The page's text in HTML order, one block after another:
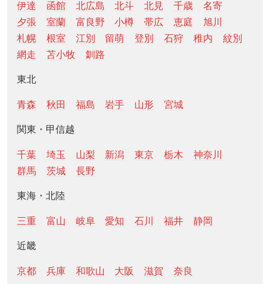
伊達 函館 北広島 北斗 北見 千歳
名寄
夕張
室蘭 富良野 小樽 帯広 恵庭
旭川
札幌
根室 江別 留萌 登別 石狩 稚内
紋別
網走
苫小牧 釧路
東北
青森 秋田 福島 岩手 山形 宮城
関東・甲信越
千葉 埼玉 山梨 新潟 東京 栃木
神奈川
群馬
茨城 長野
東海・北陸
三重 富山 岐阜 愛知 石川 福井 静岡
近畿
京都 兵庫 和歌山 大阪 滋賀 奈良